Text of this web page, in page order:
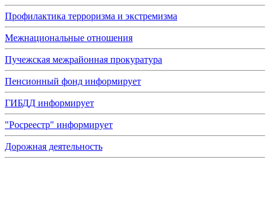
Профилактика терроризма и экстремизма
Межнациональные отношения
Пучежская межрайонная прокуратура
Пенсионный фонд информирует
ГИБДД информирует
"Росреестр" информирует
Дорожная деятельность